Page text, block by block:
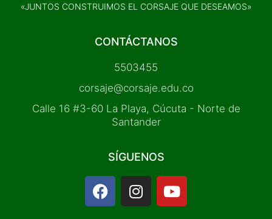
«JUNTOS CONSTRUIMOS EL CORSAJE QUE DESEAMOS»
CONTÁCTANOS
5503455
corsaje@corsaje.edu.co
Calle 16 #3-60 La Playa, Cúcuta - Norte de
Santander
SÍGUENOS
F
a
I
n
Y
o